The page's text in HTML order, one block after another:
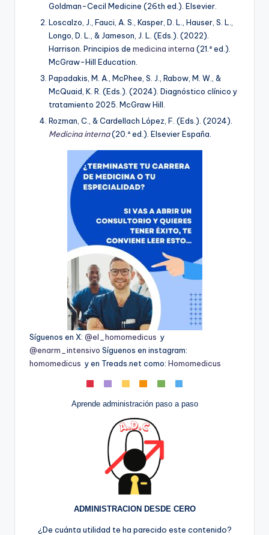
Goldman-Cecil Medicine (26th ed.). Elsevier.
Loscalzo, J., Fauci, A. S., Kasper, D. L., Hauser, S. L.,
Longo, D. L., & Jameson, J. L. (Eds.). (2022).
Harrison. Principios de medicina interna (21.ª ed.).
McGraw-Hill Education.
Papadakis, M. A., McPhee, S. J., Rabow, M. W., &
McQuaid, K. R. (Eds.). (2024). Diagnóstico clínico y
tratamiento 2025. McGraw Hill.
Rozman, C., & Cardellach López, F. (Eds.). (2024).
Medicina interna(20.ª ed.). Elsevier España.
Síguenos en X: @el_homomedicus y
@enarm_intensivo Síguenos en instagram:
homomedicus y en Treads.net como: Homomedicus
Aprende administración paso a paso
ADMINISTRACION DESDE CERO
¿De cuánta utilidad te ha parecido este contenido?